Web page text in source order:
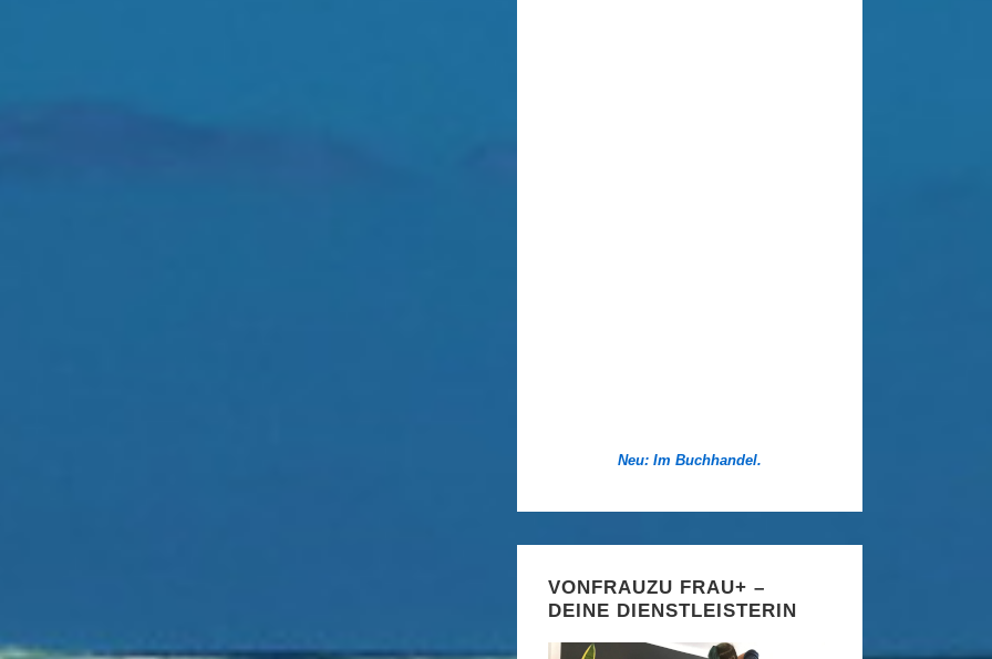
Neu: Im Buchhandel.
VONFRAUZU FRAU+ –
DEINE DIENSTLEISTERIN